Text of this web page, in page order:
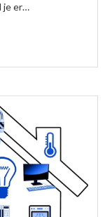
je er…